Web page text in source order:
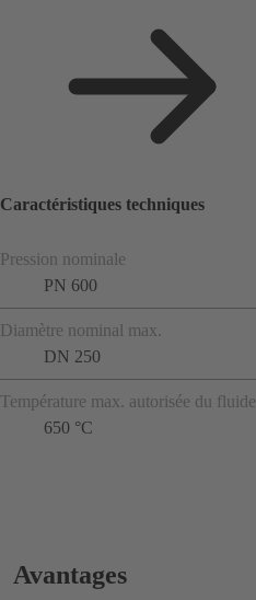
Caractéristiques techniques
Pression nominale
PN 600
Diamètre nominal max.
DN 250
Température max. autorisée du fluide
650 °C
Avantages